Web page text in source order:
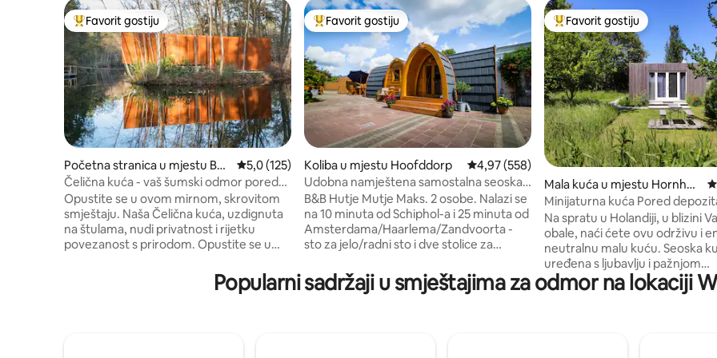
Glavni favorit gostiju
Favorit gostiju
Početna stranica u mjestu Ber
gentheim
prosječna ocjena 5,0 od 5, recenzija: 125
5,0 (125)
Čelična kuća - vaš šumski odmor pored
jezera
Opustite se u ovom mirnom, skrovitom
smještaju. Naša Čelična kuća, uzdignuta
na štulama, nudi privatnost i rijetku
povezanost s prirodom. Opustite se u
najvišoj tački iznad vode, prostor za
sjedenje sa šporetom na drva od 360º
Glavni favorit gostiju
Favorit gostiju
Koliba u mjestu Hoofddorp prosječna ocjena 4,97 od 5, recenzija: 558
4,97 (558)
Udobna namještena samostalna seoska
kuća
B&B Hutje Mutje Maks. 2 osobe. Nalazi se
na 10 minuta od Schiphol-a i 25 minuta od
Amsterdama/Haarlema/Zandvoorta -
sto za jelo/radni sto i dve stolice za
- kupatilo, tuš, toalet, umivaonik i fen za
kosu - Čajna kuhinja sa raznim sadržajima
Glavni favorit gostiju
Favorit gostiju
Mala kuća u mjestu Hornhui
zen
Minijaturna kuća Pored
Na spratu u Holandiji, u blizini
obale, naći ćete ovu održivu i
neutralnu malu kuću. Seoska
uređena s ljubavlju i pažnjom
posvećenom detaljima. Sve
potrebno je dostupno. U
prirodnom baštom. To mu daje
Popularni sadržaji u smještajima za odmor na lokaciji